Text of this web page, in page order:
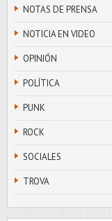
NOTAS DE PRENSA
NOTICIA EN VIDEO
OPINIÓN
POLÍTICA
PUNK
ROCK
SOCIALES
TROVA